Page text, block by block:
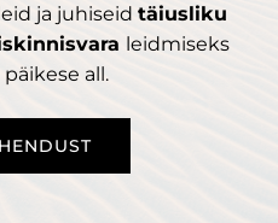
ja juhiseid täiusliku
leidmiseks
all.